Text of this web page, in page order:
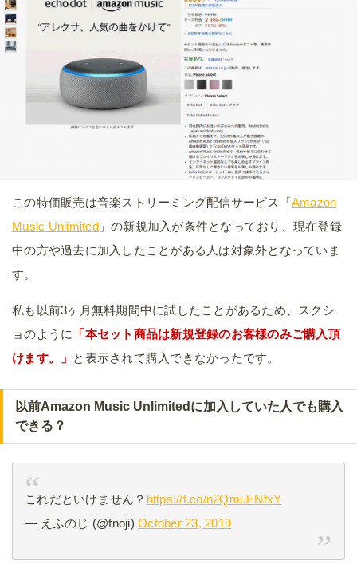
この特価販売は音楽ストリーミング配信サービス「Amazon
Music Unlimited」の新規加入が条件となっており、現在登録
中の方や過去に加入したことがある人は対象外となっていま
す。
私も以前3ヶ月無料期間中に試したことがあるため、スクシ
ョのように 「本セット商品は新規登録のお客様のみご購入頂
けます。」 と表示されて購入できなかったです。
以前Amazon Music Unlimitedに加入していた人でも購入
できる？
これだといけません？ https://t.co/n2QmuENfxY
— えふのじ (@fnoji) October 23, 2019